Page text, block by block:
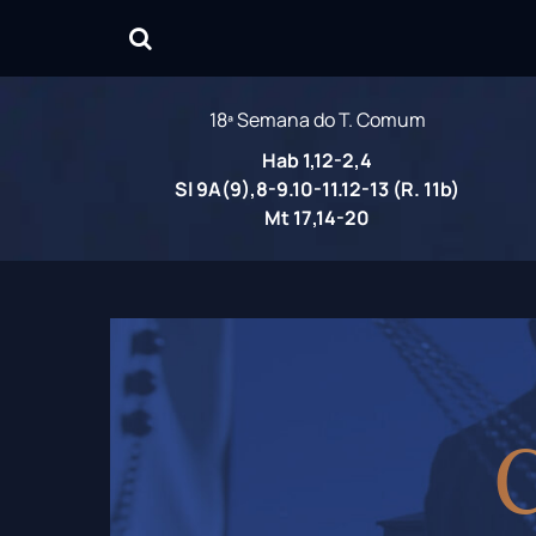
18ª Semana do T. Comum
Hab 1,12-2,4
Sl 9A(9),8-9.10-11.12-13 (R. 11b)
Mt 17,14-20